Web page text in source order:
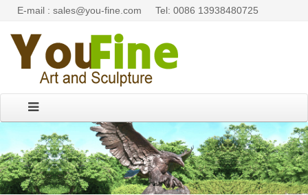
E-mail : sales@you-fine.com Tel: 0086 13938480725